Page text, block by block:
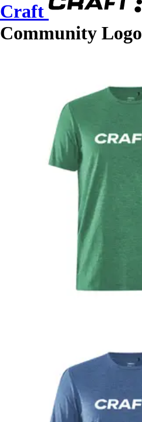
Craft
Community Logo